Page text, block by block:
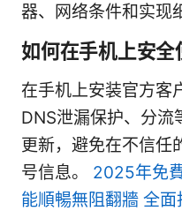
器、网络条件和实现
如何在手机上安全
在手机上安装官方客
DNS泄漏保护、分流
更新，避免在不信任
号信息。 2025年免
能順暢無阻翻牆 全